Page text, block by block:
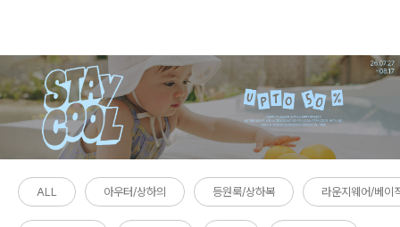
ALL 아우터/상하의 등원룩/상하복 라운지웨어/베이